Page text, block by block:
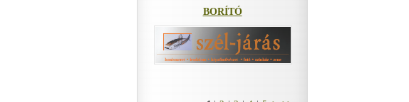
BORÍTÓ